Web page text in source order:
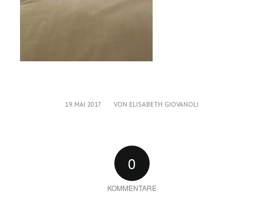
19. MAI 2017
/ VON ELISABETH GIOVANOLI
0
KOMMENTARE